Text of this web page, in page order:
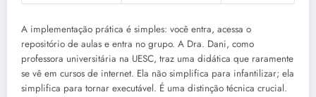
A implementação prática é simples: você entra, acessa o
repositório de aulas e entra no grupo. A Dra. Dani, como
professora universitária na UESC, traz uma didática que raramente
se vê em cursos de internet. Ela não simplifica para infantilizar; ela
simplifica para tornar executável. É uma distinção técnica crucial.